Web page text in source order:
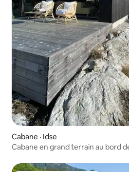
Cabane · Idse
Cabane en grand terrain au bord